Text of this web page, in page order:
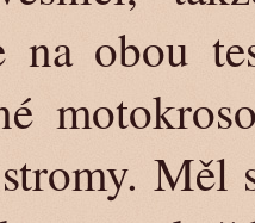
na obou
Měl